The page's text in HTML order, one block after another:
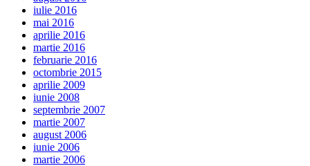
iulie 2016
mai 2016
aprilie 2016
martie 2016
februarie 2016
octombrie 2015
aprilie 2009
iunie 2008
septembrie 2007
martie 2007
august 2006
iunie 2006
martie 2006